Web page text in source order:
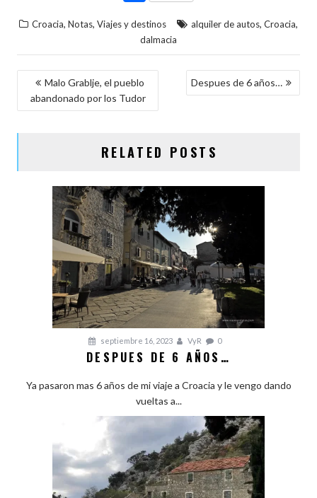
b
o
o
k
er
er
es
t
m
bl
r
ke
dI
n
s
A
p
p
o
m
p
ti
Croacia, Notas, Viajes y destinos alquiler de autos, Croacia,
dalmacia
NAVEGACIÓN
DE
Malo Grablje, el pueblo
abandonado por los Tudor
Despues de 6 años…
RELATED POSTS
septiembre 16, 2023 VyR 0
DESPUES DE 6 AÑOS…
Ya pasaron mas 6 años de mi viaje a Croacia y le vengo dando
vueltas a...